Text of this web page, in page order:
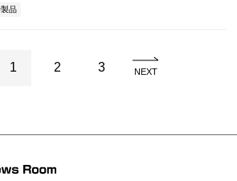
製品
1 2 3 NEXT